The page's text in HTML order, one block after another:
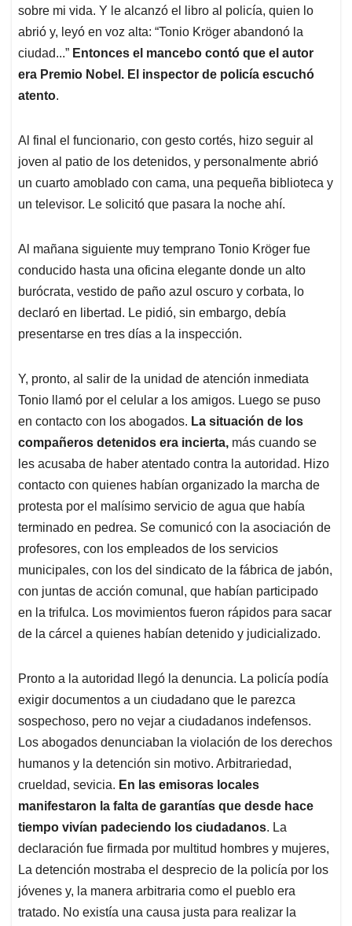
sobre mi vida. Y le alcanzó el libro al policía, quien lo
abrió y, leyó en voz alta: “Tonio Kröger abandonó la
ciudad...” Entonces el mancebo contó que el autor
era Premio Nobel. El inspector de policía escuchó
atento.
Al final el funcionario, con gesto cortés, hizo seguir al
joven al patio de los detenidos, y personalmente abrió
un cuarto amoblado con cama, una pequeña biblioteca y
un televisor. Le solicitó que pasara la noche ahí.
Al mañana siguiente muy temprano Tonio Kröger fue
conducido hasta una oficina elegante donde un alto
burócrata, vestido de paño azul oscuro y corbata, lo
declaró en libertad. Le pidió, sin embargo, debía
presentarse en tres días a la inspección.
Y, pronto, al salir de la unidad de atención inmediata
Tonio llamó por el celular a los amigos. Luego se puso
en contacto con los abogados. La situación de los
compañeros detenidos era incierta, más cuando se
les acusaba de haber atentado contra la autoridad. Hizo
contacto con quienes habían organizado la marcha de
protesta por el malísimo servicio de agua que había
terminado en pedrea. Se comunicó con la asociación de
profesores, con los empleados de los servicios
municipales, con los del sindicato de la fábrica de jabón,
con juntas de acción comunal, que habían participado
en la trifulca. Los movimientos fueron rápidos para sacar
de la cárcel a quienes habían detenido y judicializado.
Pronto a la autoridad llegó la denuncia. La policía podía
exigir documentos a un ciudadano que le parezca
sospechoso, pero no vejar a ciudadanos indefensos.
Los abogados denunciaban la violación de los derechos
humanos y la detención sin motivo. Arbitrariedad,
crueldad, sevicia. En las emisoras locales
manifestaron la falta de garantías que desde hace
tiempo vivían padeciendo los ciudadanos. La
declaración fue firmada por multitud hombres y mujeres,
La detención mostraba el desprecio de la policía por los
jóvenes y, la manera arbitraria como el pueblo era
tratado. No existía una causa justa para realizar la